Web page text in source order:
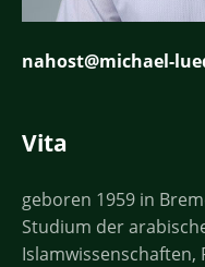
nahost@michael-
Vita
geboren 1959 in
Studium der